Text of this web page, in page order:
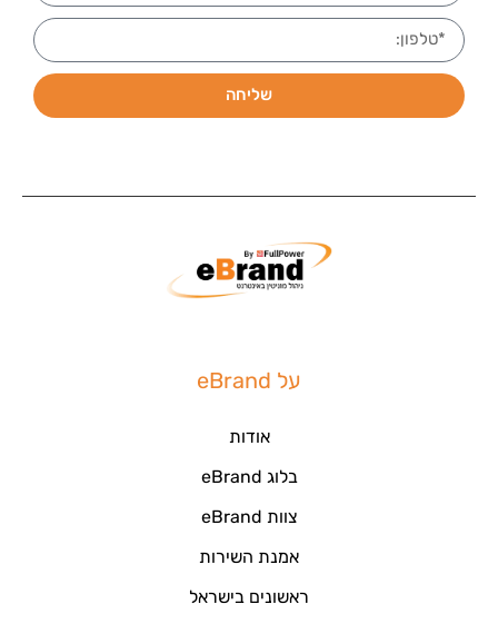
שליחה
על eBrand
אודות
בלוג eBrand
צוות eBrand
אמנת השירות
ראשונים בישראל